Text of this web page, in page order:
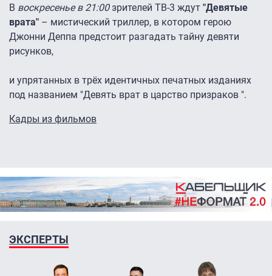
В воскресенье в 21:00зрителей ТВ-3 ждут "Девятые
врата" – мистический триллер, в котором герою
Джонни Деппа предстоит разгадать тайну девяти
рисунков,
и упрятанных в трёх идентичных печатных изданиях
под названием "Девять врат в царство призраков ".
Кадры из фильмов
ЭКСПЕРТЫ